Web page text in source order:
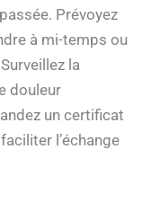
Prévoyez
à mi-temps ou
la
douleur
un certificat
l’échange